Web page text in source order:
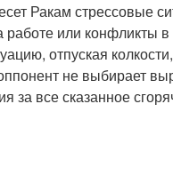
Ракам стрессовые
или конфликты
отпуская
не выбирает
за все сказанное